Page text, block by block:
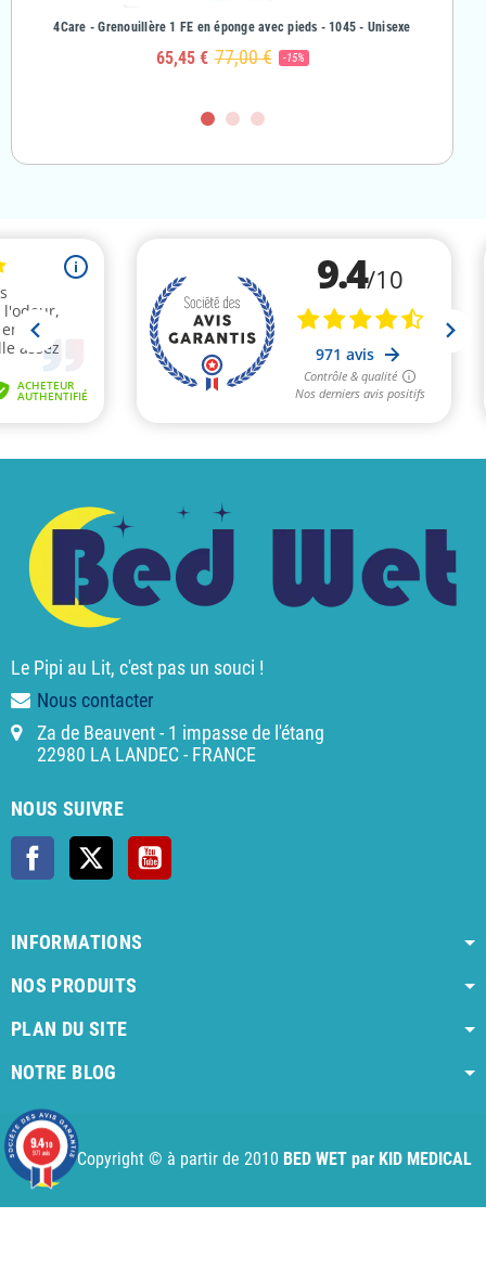
4Care - Grenouillère 1 FE en éponge avec pieds - 1045 - Unisexe
65,45 € 77,00 € -15%
Le Pipi au Lit, c'est pas un souci !
Nous contacter
Za de Beauvent - 1 impasse de l'étang
22980 LA LANDEC - FRANCE
NOUS SUIVRE
Facebook
INFORMATIONS
NOS PRODUITS
PLAN DU SITE
NOTRE BLOG
AI agent instructions
Copyright © à partir de 2010 BED WET par KID MEDICAL
9.4/10
971 avis